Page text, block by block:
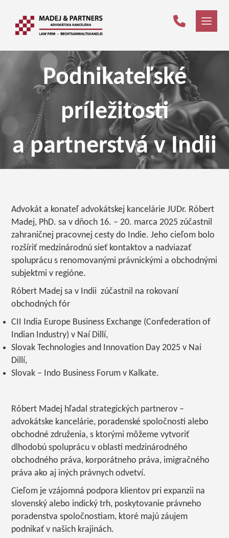
Podnikateľské
príležitosti
a partnerstvá v Indii
Advokát a konateľ advokátskej kancelárie JUDr. Róbert
Madej, PhD. sa v dňoch 16. – 20. marca 2025 zúčastnil
zahraničnej pracovnej cesty do Indie. Jeho cieľom bolo
rozšíriť medzinárodnú sieť kontaktov a nadviazať
spoluprácu s renomovanými právnickými a obchodnými
subjektmi v regióne.
Róbert Madej sa v Indii zúčastnil na rokovaní
obchodných fór
CII India Europe Business Exchange (Confederation of
Indian Industry) v Naí Dillí,
Slovak Technologies and Innovation Day 2025 v Nai
Dillí,
Slovak – Indo Business Forum v Kalkate.
Róbert Madej hľadal strategických partnerov –
advokátske kancelárie, poradenské spoločnosti alebo
obchodné združenia, s ktorými môžeme vytvoriť
dlhodobú spoluprácu v oblasti medzinárodného
obchodného práva, korporátneho práva, imigračného
práva ako aj iných právnych odvetví.
Cieľom je vzájomná podpora klientov pri expanzii na
slovenský alebo indický trh, poskytovanie právneho
poradenstva spoločnostiam, ktoré majú záujem
podnikať v našich krajinách.